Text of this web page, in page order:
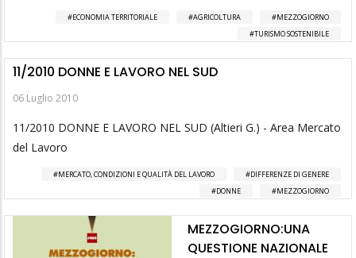
ECONOMIA TERRITORIALE AGRICOLTURA
MEZZOGIORNO
TURISMO SOSTENIBILE
11/2010 DONNE E LAVORO NEL SUD
06 Luglio 2010
11/2010 DONNE E LAVORO NEL SUD (Altieri G.) - Area Mercato
del Lavoro
MERCATO, CONDIZIONI E QUALITÀ DEL LAVORO
DIFFERENZE DI GENERE
DONNE
MEZZOGIORNO
MEZZOGIORNO:UNA
QUESTIONE NAZIONALE